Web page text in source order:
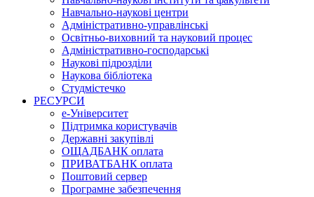
Навчально-наукові центри
Адміністративно-управлінські
Освітньо-виховний та науковий процес
Адміністративно-господарські
Наукові підрозділи
Наукова бібліотека
Студмістечко
РЕСУРСИ
е-Університет
Підтримка користувачів
Державні закупівлі
ОЩАДБАНК оплата
ПРИВАТБАНК оплата
Поштовий сервер
Програмне забезпечення